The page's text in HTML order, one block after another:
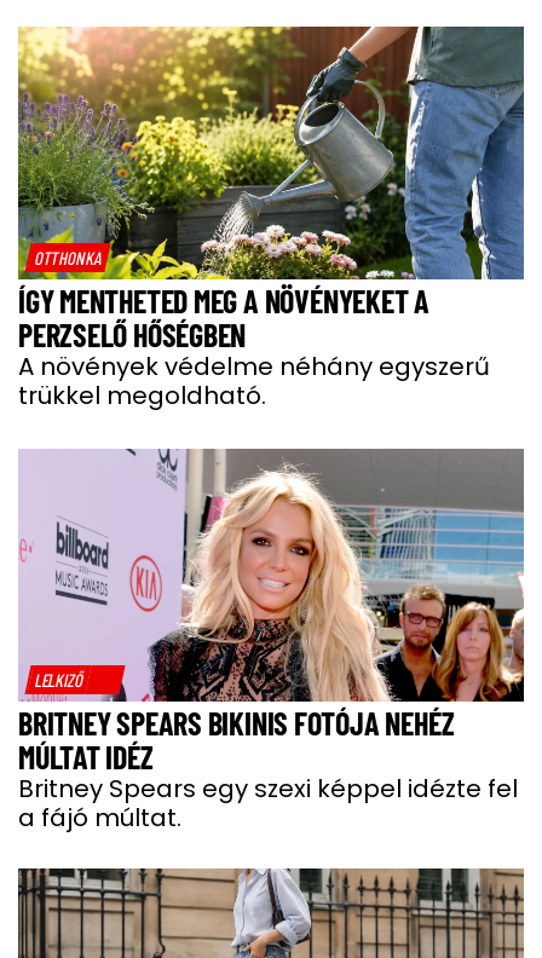
OTTHONKA
ÍGY MENTHETED MEG A NÖVÉNYEKET A
PERZSELŐ HŐSÉGBEN
A növények védelme néhány egyszerű
trükkel megoldható.
LELKIZŐ
BRITNEY SPEARS BIKINIS FOTÓJA NEHÉZ
MÚLTAT IDÉZ
Britney Spears egy szexi képpel idézte fel
a fájó múltat.